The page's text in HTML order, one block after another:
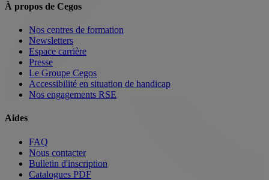
À propos de Cegos
Nos centres de formation
Newsletters
Espace carrière
Presse
Le Groupe Cegos
Accessibilité en situation de handicap
Nos engagements RSE
Aides
FAQ
Nous contacter
Bulletin d'inscription
Catalogues PDF